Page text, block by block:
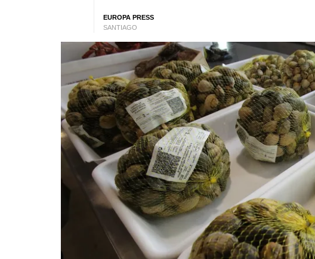
EUROPA PRESS
SANTIAGO